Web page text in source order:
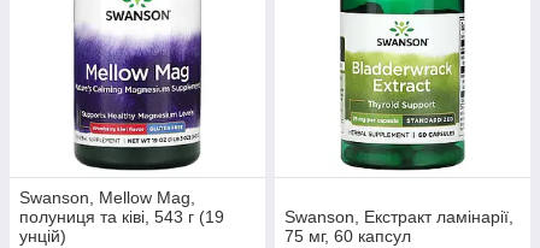
Swanson, Mellow Mag,
полуниця та ківі, 543 г (19
унцій)
Swanson, Екстракт ламінарії,
75 мг, 60 капсул